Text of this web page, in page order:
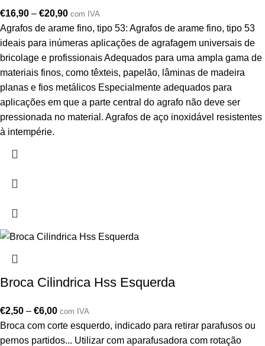
€16,90 – €20,90 com IVA
Agrafos de arame fino, tipo 53: Agrafos de arame fino, tipo 53
ideais para inúmeras aplicações de agrafagem universais de
bricolage e profissionais Adequados para uma ampla gama de
materiais finos, como têxteis, papelão, lâminas de madeira
planas e fios metálicos Especialmente adequados para
aplicações em que a parte central do agrafo não deve ser
pressionada no material. Agrafos de aço inoxidável resistentes
à intempérie.
Broca Cilindrica Hss Esquerda
€2,50 – €6,00 com IVA
Broca com corte esquerdo, indicado para retirar parafusos ou
pernos partidos... Utilizar com aparafusadora com rotação